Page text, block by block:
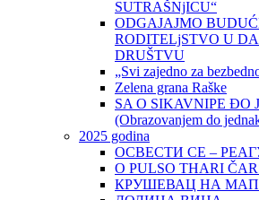
SUTRAŠNjICU“
ODGAJAJMO
RODITELjSTVO U
DRUŠTVU
„Svi zajedno za
Zelena grana Raške
SA O SIKAVNIPE ĐO
(Obrazovanjem do
2025 godina
ОСВЕСТИ СЕ –
O PULSO THARI
КРУШЕВАЦ НА